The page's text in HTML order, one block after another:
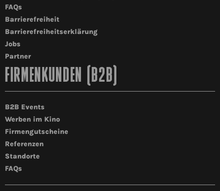
FAQs
Barrierefreiheit
Barrierefreiheitserklärung
Jobs
Partner
FIRMENKUNDEN (B2B)
B2B Events
Werben im Kino
Firmengutscheine
Referenzen
Standorte
FAQs